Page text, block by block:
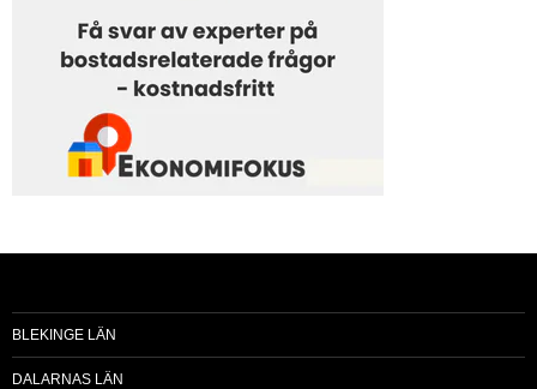
BLEKINGE LÄN
DALARNAS LÄN